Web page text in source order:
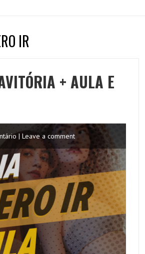
IR
+ AULA E
| Leave a comment